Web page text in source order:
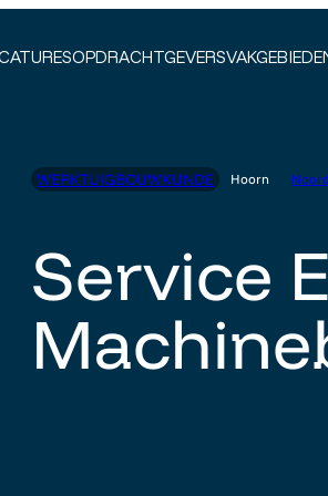
OPDRACHTGEVERS
WERKTUIGBOUWKUNDE Hoorn
Service